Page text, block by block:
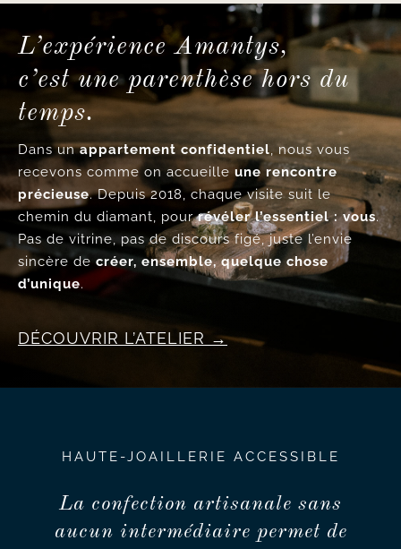
L’expérience Amantys,
c’est une parenthèse hors du
temps.
Dans unappartement confidentiel, nous vous
recevons comme on accueille une rencontre
précieuse. Depuis 2018, chaque visite suit le
chemin du diamant, pourrévéler l’essentiel : vous.
Pas de vitrine, pas de discours figé, juste l’envie
sincère de créer, ensemble, quelque chose
d’unique.
DÉCOUVRIR L’ATELIER
HAUTE-JOAILLERIE ACCESSIBLE
La confection artisanale sans
aucun intermédiaire permet de